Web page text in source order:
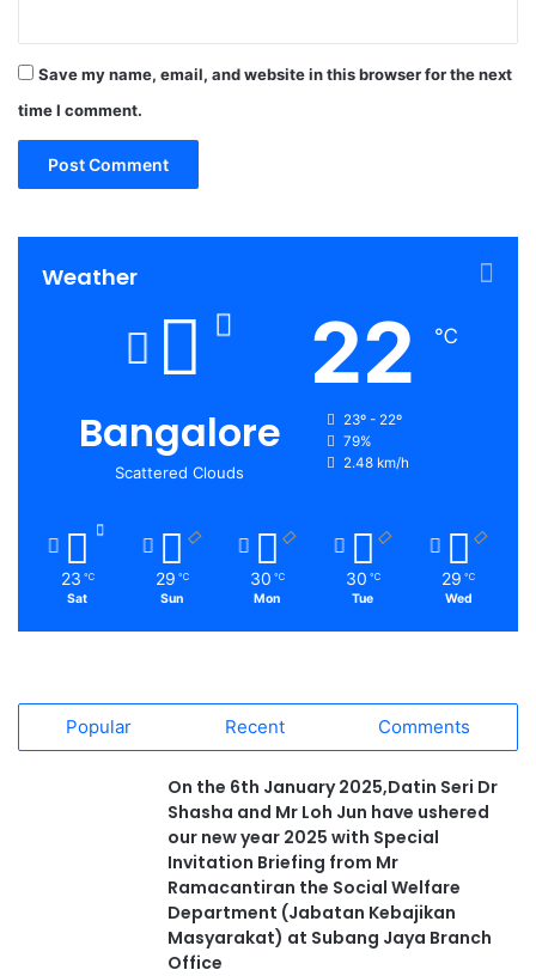
Save my name, email, and website in this browser for the next
time I comment.
Weather
Bangalore
Scattered Clouds
22 ℃
23º - 22º
79%
2.48 km/h
23 ℃
Sat
29 ℃
Sun
30 ℃
Mon
30 ℃
Tue
29 ℃
Wed
Popular Recent Comments
On the 6th January 2025,Datin Seri Dr
Shasha and Mr Loh Jun have ushered
our new year 2025 with Special
Invitation Briefing from Mr
Ramacantiran the Social Welfare
Department (Jabatan Kebajikan
Masyarakat) at Subang Jaya Branch
Office